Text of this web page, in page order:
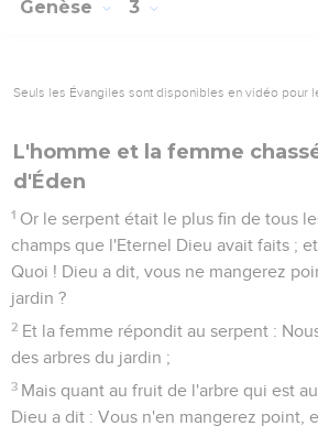
Genèse 3
Seuls les Évangiles sont disponibles en vidéo pour
L'homme et la femme
d'Éden
1 Or le serpent était le plus fin de tous
champs que l'Eternel Dieu avait faits ;
Quoi ! Dieu a dit, vous ne mangerez
jardin ?
2 Et la femme répondit au serpent :
des arbres du jardin ;
3 Mais quant au fruit de l'arbre qui est
Dieu a dit : Vous n'en mangerez point,